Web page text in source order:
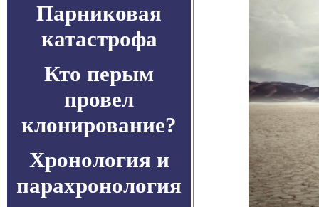
Парниковая
катастрофа
Кто перым
провел
клонирование?
Хронология и
парахронология